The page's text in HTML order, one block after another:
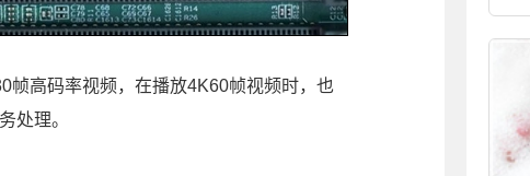
帧高码率视频，在播放4K60帧视频时，也
处理。